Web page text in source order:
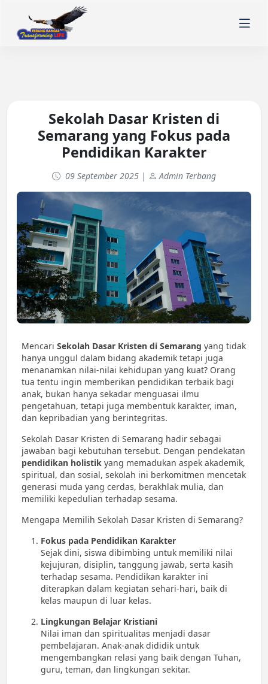
Sekolah Dasar Kristen di
Semarang yang Fokus pada
Pendidikan Karakter
09 September 2025 | Admin Terbang
Mencari Sekolah Dasar Kristen di Semarang yang tidak
hanya unggul dalam bidang akademik tetapi juga
menanamkan nilai-nilai kehidupan yang kuat? Orang
tua tentu ingin memberikan pendidikan terbaik bagi
anak, bukan hanya sekadar menguasai ilmu
pengetahuan, tetapi juga membentuk karakter, iman,
dan kepribadian yang berintegritas.
Sekolah Dasar Kristen di Semarang hadir sebagai
jawaban bagi kebutuhan tersebut. Dengan pendekatan
pendidikan holistik yang memadukan aspek akademik,
spiritual, dan sosial, sekolah ini berkomitmen mencetak
generasi muda yang cerdas, berakhlak mulia, dan
memiliki kepedulian terhadap sesama.
Mengapa Memilih Sekolah Dasar Kristen di Semarang?
Fokus pada Pendidikan Karakter
Sejak dini, siswa dibimbing untuk memiliki nilai
kejujuran, disiplin, tanggung jawab, serta kasih
terhadap sesama. Pendidikan karakter ini
diterapkan dalam kegiatan sehari-hari, baik di
kelas maupun di luar kelas.
Lingkungan Belajar Kristiani
Nilai iman dan spiritualitas menjadi dasar
pembelajaran. Anak-anak dididik untuk
mengembangkan relasi yang baik dengan Tuhan,
guru, teman, dan lingkungan sekitar.